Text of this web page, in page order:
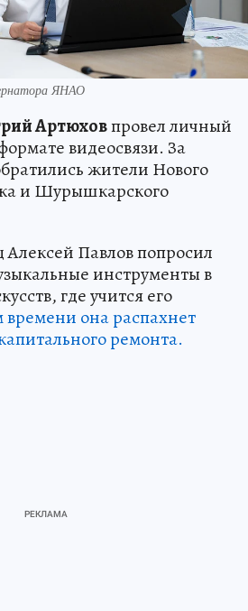
ЯНАО
Артюховпровел личный
видеосвязи. За
жители Нового
и Шурышкарского
Алексей Павлов попросил
инструменты в
где учится его
времени она распахнет
ремонта.